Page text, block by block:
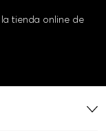
tienda online de